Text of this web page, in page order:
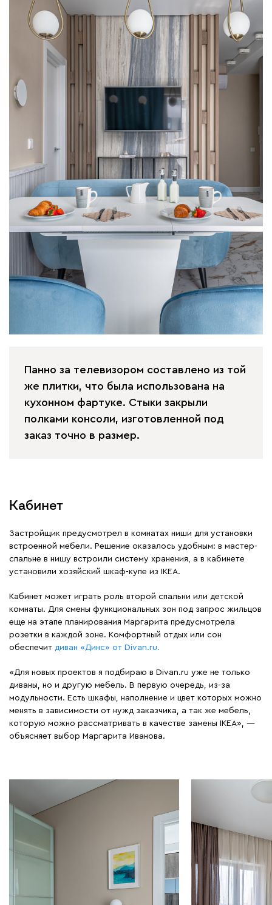
Панно за телевизором составлено из той
же плитки, что была использована на
кухонном фартуке. Стыки закрыли
полками консоли, изготовленной под
заказ точно в размер.
Кабинет
Застройщик предусмотрел в комнатах ниши для установки
встроенной мебели. Решение оказалось удобным: в мастер-
спальне в нишу встроили систему хранения, а в кабинете
установили хозяйский шкаф-купе из IKEA.
Кабинет может играть роль второй спальни или детской
комнаты. Для смены функциональных зон под запрос жильцов
еще на этапе планирования Маргарита предусмотрела
розетки в каждой зоне. Комфортный отдых или сон
обеспечит диван «Динс» от Divan.ru.
«Для новых проектов я подбираю в Divan.ru уже не только
диваны, но и другую мебель. В первую очередь, из-за
модульности. Есть шкафы, наполнение и цвет которых можно
менять в зависимости от нужд заказчика, а так же мебель,
которую можно рассматривать в качестве замены IKEA», —
объясняет выбор Маргарита Иванова.